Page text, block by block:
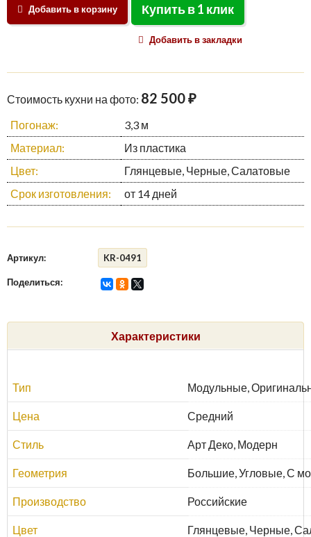
Добавить в корзину Купить в 1 клик
Добавить в закладки
Стоимость кухни на фото: 82 500 ₽
Погонаж:
3,3 м
Материал:
Из пластика
Цвет:
Глянцевые, Черные, Салатовые
Срок изготовления:
от 14 дней
Артикул: KR-0491
Поделиться:
Характеристики
Тип Модульные,
Цена Средний
Стиль Арт Деко, Модерн
Геометрия Большие, Угловые, С
Производство Российские
Цвет Глянцевые, Черные,